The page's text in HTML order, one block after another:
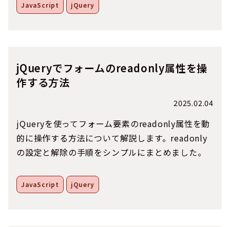
JavaScript jQuery
jQueryでフォームのreadonly属性を操
作する方法
2025.02.04
jQueryを使ってフォーム要素のreadonly属性を動
的に操作する方法について解説します。readonly
の設定と解除の手順をシンプルにまとめました。
JavaScript jQuery